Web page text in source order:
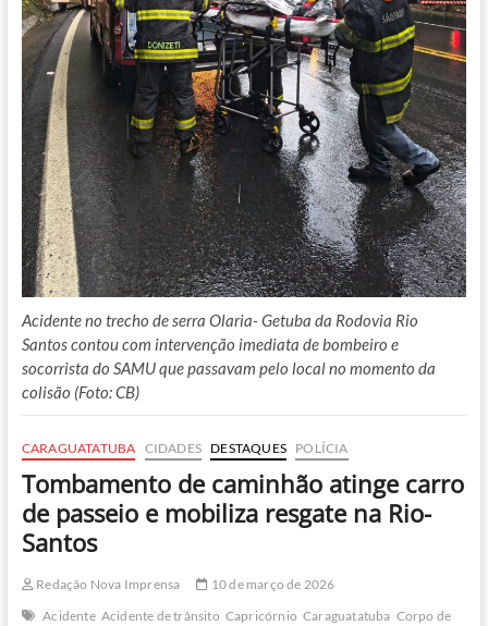
Acidente no trecho de serra Olaria- Getuba da Rodovia Rio
Santos contou com intervenção imediata de bombeiro e
socorrista do SAMU que passavam pelo local no momento da
colisão (Foto: CB)
CARAGUATATUBA CIDADES DESTAQUES POLÍCIA
Tombamento de caminhão atinge carro
de passeio e mobiliza resgate na Rio-
Santos
Redação Nova Imprensa
10 de março de 2026
Acidente Acidente de trânsito Capricórnio Caraguatatuba Corpo de